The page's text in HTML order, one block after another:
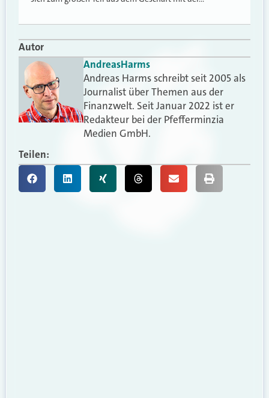
Autor
AndreasHarms
Andreas Harms schreibt seit 2005 als
Journalist über Themen aus der
Finanzwelt. Seit Januar 2022 ist er
Redakteur bei der Pfefferminzia
Medien GmbH.
Teilen: